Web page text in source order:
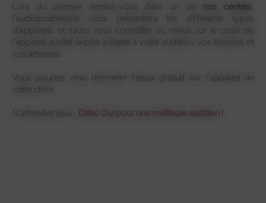
Lors du premier rendez-vous dans un de nos centres,
l’audioprothésiste vous présentera les différents types
d’appareils et saura vous conseiller au mieux sur le choix de
l’appareil auditif le plus adapté à votre audition, vos besoins et
vos attentes.
Vous pourrez ainsi démarrer l’essai gratuit sur l’appareil de
votre choix.
N’attendez plus :
Dites Oui pour une meilleure audition !